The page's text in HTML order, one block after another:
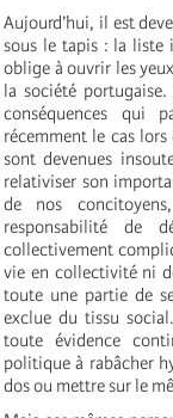
Aujourd’hui, il est
sous le tapis : la liste
oblige à ouvrir les
la société
conséquences qui
récemment le cas lors
sont devenues
relativiser son
de nos
responsabilité de
collectivement
vie en collectivité ni
toute une partie de
exclue du tissu
toute évidence
politique à rabâcher
dos ou mettre sur le